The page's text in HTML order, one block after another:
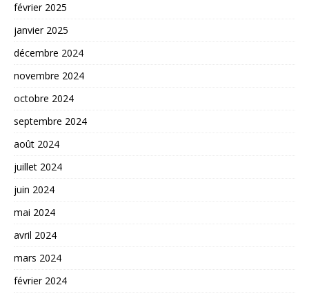
février 2025
janvier 2025
décembre 2024
novembre 2024
octobre 2024
septembre 2024
août 2024
juillet 2024
juin 2024
mai 2024
avril 2024
mars 2024
février 2024